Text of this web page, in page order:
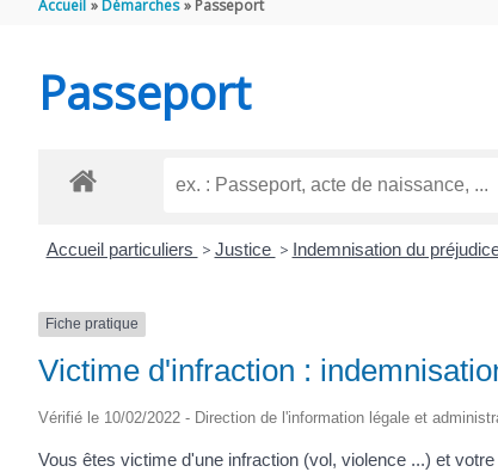
ROGATIEN
Accueil Démarches Passeport
Passeport
Accueil particuliers > Justice > Indemnisation du
Fiche pratique
Victime d'infraction :
Vérifié le 10/02/2022 - Direction de l'information légale et
Vous êtes victime d'une infraction (vol, violence ...) et